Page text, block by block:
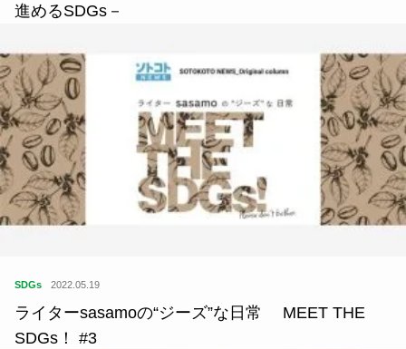
進めるSDGs－
SDGs 2022.05.19
ライターsasamoの“ジーズ”な日常 MEET THE
SDGs！ #3